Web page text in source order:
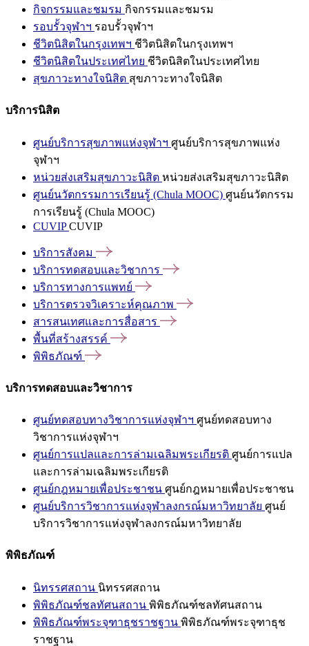
กิจกรรมและชมรม กิจกรรมและชมรม
รอบรั้วจุฬาฯ รอบรั้วจุฬาฯ
ชีวิตนิสิตในกรุงเทพฯ ชีวิตนิสิตในกรุงเทพฯ
ชีวิตนิสิตในประเทศไทย ชีวิตนิสิตในประเทศไทย
สุขภาวะทางใจนิสิต สุขภาวะทางใจนิสิต
บริการนิสิต
ศูนย์บริการสุขภาพแห่งจุฬาฯ ศูนย์บริการสุขภาพแห่ง
จุฬาฯ
หน่วยส่งเสริมสุขภาวะนิสิต หน่วยส่งเสริมสุขภาวะนิสิต
ศูนย์นวัตกรรมการเรียนรู้ (Chula MOOC) ศูนย์นวัตกรรม
การเรียนรู้ (Chula MOOC)
CUVIPCUVIP
บริการสังคม
บริการทดสอบและวิชาการ
บริการทางการแพทย์
บริการตรวจวิเคราะห์คุณภาพ
สารสนเทศและการสื่อสาร
พื้นที่สร้างสรรค์
พิพิธภัณฑ์
บริการทดสอบและวิชาการ
ศูนย์ทดสอบทางวิชาการแห่งจุฬาฯ ศูนย์ทดสอบทาง
วิชาการแห่งจุฬาฯ
ศูนย์การแปลและการล่ามเฉลิมพระเกียรติ ศูนย์การแปล
และการล่ามเฉลิมพระเกียรติ
ศูนย์กฎหมายเพื่อประชาชน ศูนย์กฎหมายเพื่อประชาชน
ศูนย์บริการวิชาการแห่งจุฬาลงกรณ์มหาวิทยาลัย ศูนย์
บริการวิชาการแห่งจุฬาลงกรณ์มหาวิทยาลัย
พิพิธภัณฑ์
นิทรรศสถาน นิทรรศสถาน
พิพิธภัณฑ์ชลทัศนสถาน พิพิธภัณฑ์ชลทัศนสถาน
พิพิธภัณฑ์พระจุฑาธุชราชฐาน พิพิธภัณฑ์พระจุฑาธุช
ราชฐาน